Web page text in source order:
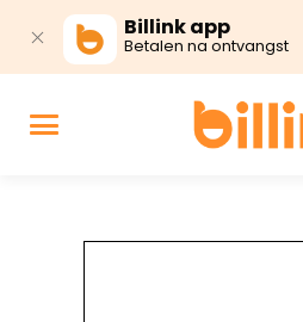
Billink app
Betalen na ontvangst